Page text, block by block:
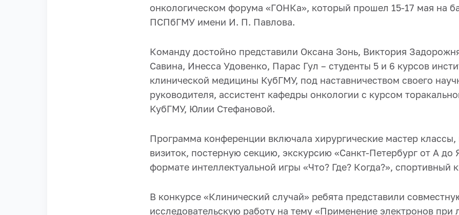
онкологическом форума «ГОНКа», который прошел 15-17 мая на
ПСПбГМУ имени И. П. Павлова.
Команду достойно представили Оксана Зонь, Виктория
Савина, Инесса Удовенко, Парас Гул – студенты 5 и 6 курсов
клинической медицины КубГМУ, под наставничеством своего
руководителя, ассистент кафедры онкологии с курсом
КубГМУ, Юлии Стефановой.
Программа конференции включала хирургические мастер классы,
визиток, постерную секцию, экскурсию «Санкт-Петербург от А до
формате интеллектуальной игры «Что? Где? Когда?», спортивный
В конкурсе «Клинический случай» ребята представили
исследовательскую работу на тему «Применение электронов при